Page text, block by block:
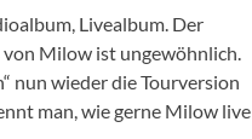
Livealbum. Der
Milow ist ungewöhnlich.
nun wieder die Tourversion
man, wie gerne Milow live